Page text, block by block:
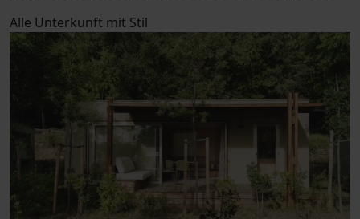
Alle Unterkunft mit Stil